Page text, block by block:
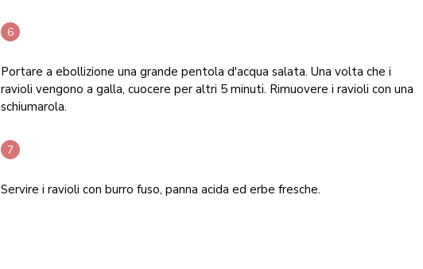
Portare a ebollizione una grande pentola d'acqua salata. Una volta che i
ravioli vengono a galla, cuocere per altri 5 minuti. Rimuovere i ravioli con una
schiumarola.
Servire i ravioli con burro fuso, panna acida ed erbe fresche.